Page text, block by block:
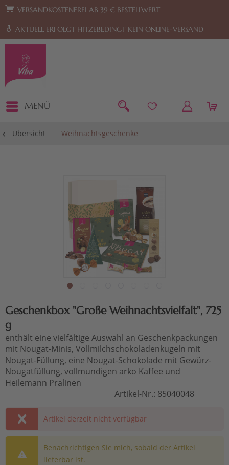
Zur Hauptnavigation springen Zum Footer springen
VERSANDKOSTENFREI AB 39 € BESTELLWERT
AKTUELL ERFOLGT HITZEBEDINGT KEIN ONLINE-VERSAND
MENÜ
Übersicht Weihnachtsgeschenke
Geschenkbox "Große Weihnachtsvielfalt", 725
g
enthält eine vielfältige Auswahl an Geschenkpackungen
mit Nougat-Minis, Vollmilchschokoladenkugeln mit
Nougat-Füllung, eine Nougat-Schokolade mit Gewürz-
Nougatfüllung, vollmundigen arko Kaffee und
Heilemann Pralinen
Artikel-Nr.: 85040048
Artikel derzeit nicht verfügbar
Benachrichtigen Sie mich, sobald der Artikel
lieferbar ist.